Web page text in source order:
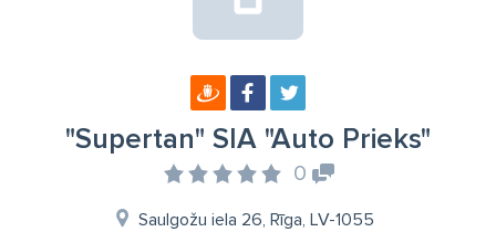
"Supertan" SIA "Auto Prieks"
0
Saulgožu iela 26, Rīga, LV-1055